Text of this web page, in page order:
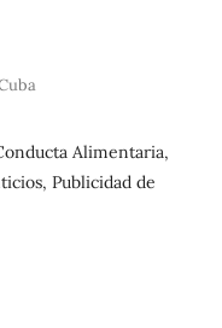
Alimentaria,
Publicidad de